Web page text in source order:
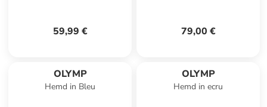
59,99 € 79,00 €
OLYMP
Hemd in Bleu
OLYMP
Hemd in ecru